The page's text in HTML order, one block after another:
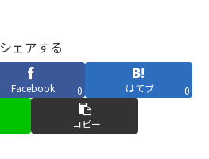
シェアする
Facebook 0 はてブ 0
コピー